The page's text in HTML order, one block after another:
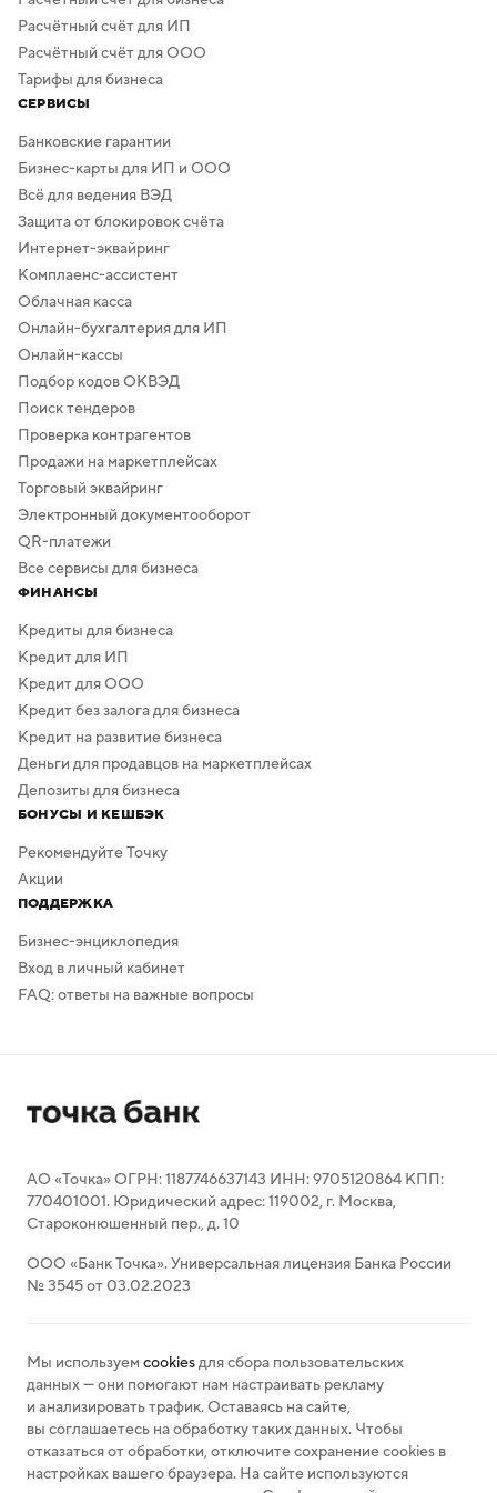
Расчётный счёт для ИП
Расчётный счёт для ООО
Тарифы для бизнеса
СЕРВИСЫ
Банковские гарантии
Бизнес-карты для ИП и ООО
Всё для ведения ВЭД
Защита от блокировок счёта
Интернет-эквайринг
Комплаенс-ассистент
Облачная касса
Онлайн-бухгалтерия для ИП
Онлайн-кассы
Подбор кодов ОКВЭД
Поиск тендеров
Проверка контрагентов
Продажи на маркетплейсах
Торговый эквайринг
Электронный документооборот
QR-платежи
Все сервисы для бизнеса
ФИНАНСЫ
Кредиты для бизнеса
Кредит для ИП
Кредит для ООО
Кредит без залога для бизнеса
Кредит на развитие бизнеса
Деньги для продавцов на маркетплейсах
Депозиты для бизнеса
БОНУСЫ И КЕШБЭК
Рекомендуйте Точку
Акции
ПОДДЕРЖКА
Бизнес-энциклопедия
Вход в личный кабинет
FAQ: ответы на важные вопросы
АО «Точка» ОГРН: 1187746637143 ИНН: 9705120864 КПП:
770401001. Юридический адрес: 119002, г. Москва,
Староконюшенный пер., д. 10
ООО «Банк Точка». Универсальная лицензия Банка России
№ 3545 от 03.02.2023
Мы используем cookiesдля сбора пользовательских
данных — они помогают нам настраивать рекламу
и анализировать трафик. Оставаясь на сайте,
вы соглашаетесь на обработку таких данных. Чтобы
отказаться от обработки, отключите сохранение cookies в
настройках вашего браузера. На сайте используются